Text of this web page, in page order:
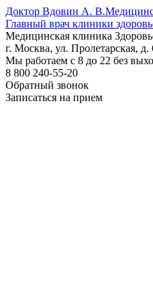
Доктор Вдовин А. В.
Главный врач клиники
Медицинская клиника
г. Москва, ул. Пролетарская, д.
Мы работаем с 8 до 22 без
8 800 240-55-20
Обратный звонок
Записаться на прием